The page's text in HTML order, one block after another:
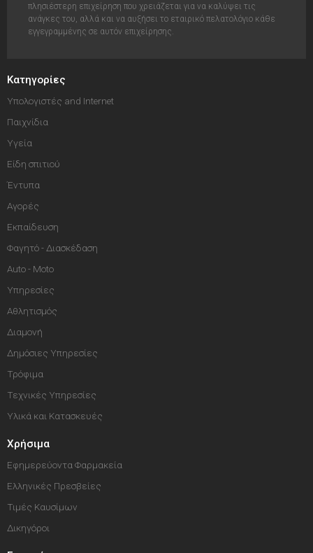
πλησιέστερη επιχείρηση που χρειάζεται για να καλύψει τις
ανάγκες του, αλλά και να αυξήσει το εταιρικό πελατολόγιο κάθε
εγγεγραμμένης σε αυτόν επιχείρησης.
Κατηγορίες
Υπολογιστές and Internet
Παιχνίδια
Υγεία
Είδη σπιτιού
Έντυπα
Αγορές
Εκπαίδευση
Φαγητό - Διασκέδαση
Auto - Moto
Υπηρεσίες
Αθλητισμός
Διαμονή
Δημόσιες Υπηρεσίες
Τρόφιμα
Τεχνικές Υπηρεσίες
Υλικά και Κατασκευές
Χρήσιμα
Εφημερεύοντα Φαρμακεία
Ελληνικές Πρεσβείες
Τιμές Καυσίμων
Δικηγόροι